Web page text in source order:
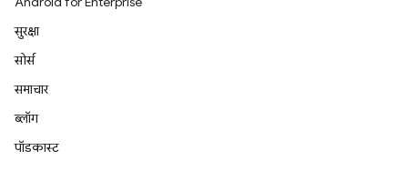
सुरक्षा
सोर्स
समाचार
ब्लॉग
पॉडकास्ट